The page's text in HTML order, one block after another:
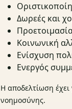
Δωρεές και
Κοινωνική
Ενίσχυση
Ενεργός
Η αποδελτίωση
νοημοσύνης.